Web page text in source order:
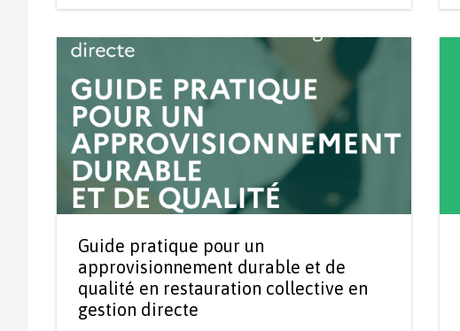
Guide pratique pour un
approvisionnement durable et de
qualité en restauration collective en
gestion directe